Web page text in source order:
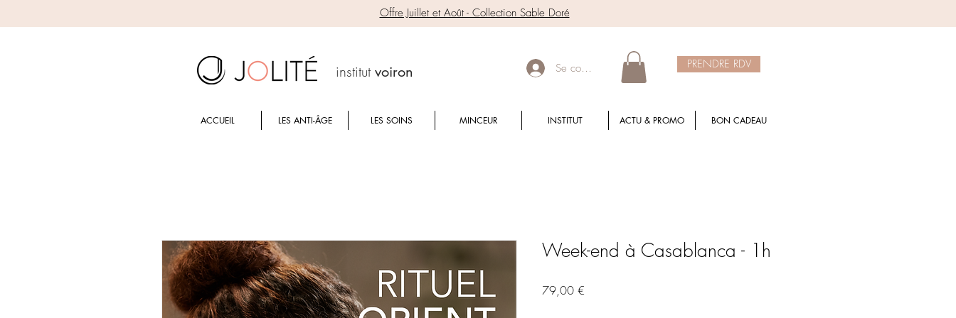
Offre Juillet et Août - Collection Sable Doré
institutvoiron Se connecter PRENDRE RDV
ACCUEIL LES ANTI-ÂGE LES SOINS MINCEUR INSTITUT ACTU & PROMO BON CADEAU
Week-end à Casablanca - 1h
79,00 €